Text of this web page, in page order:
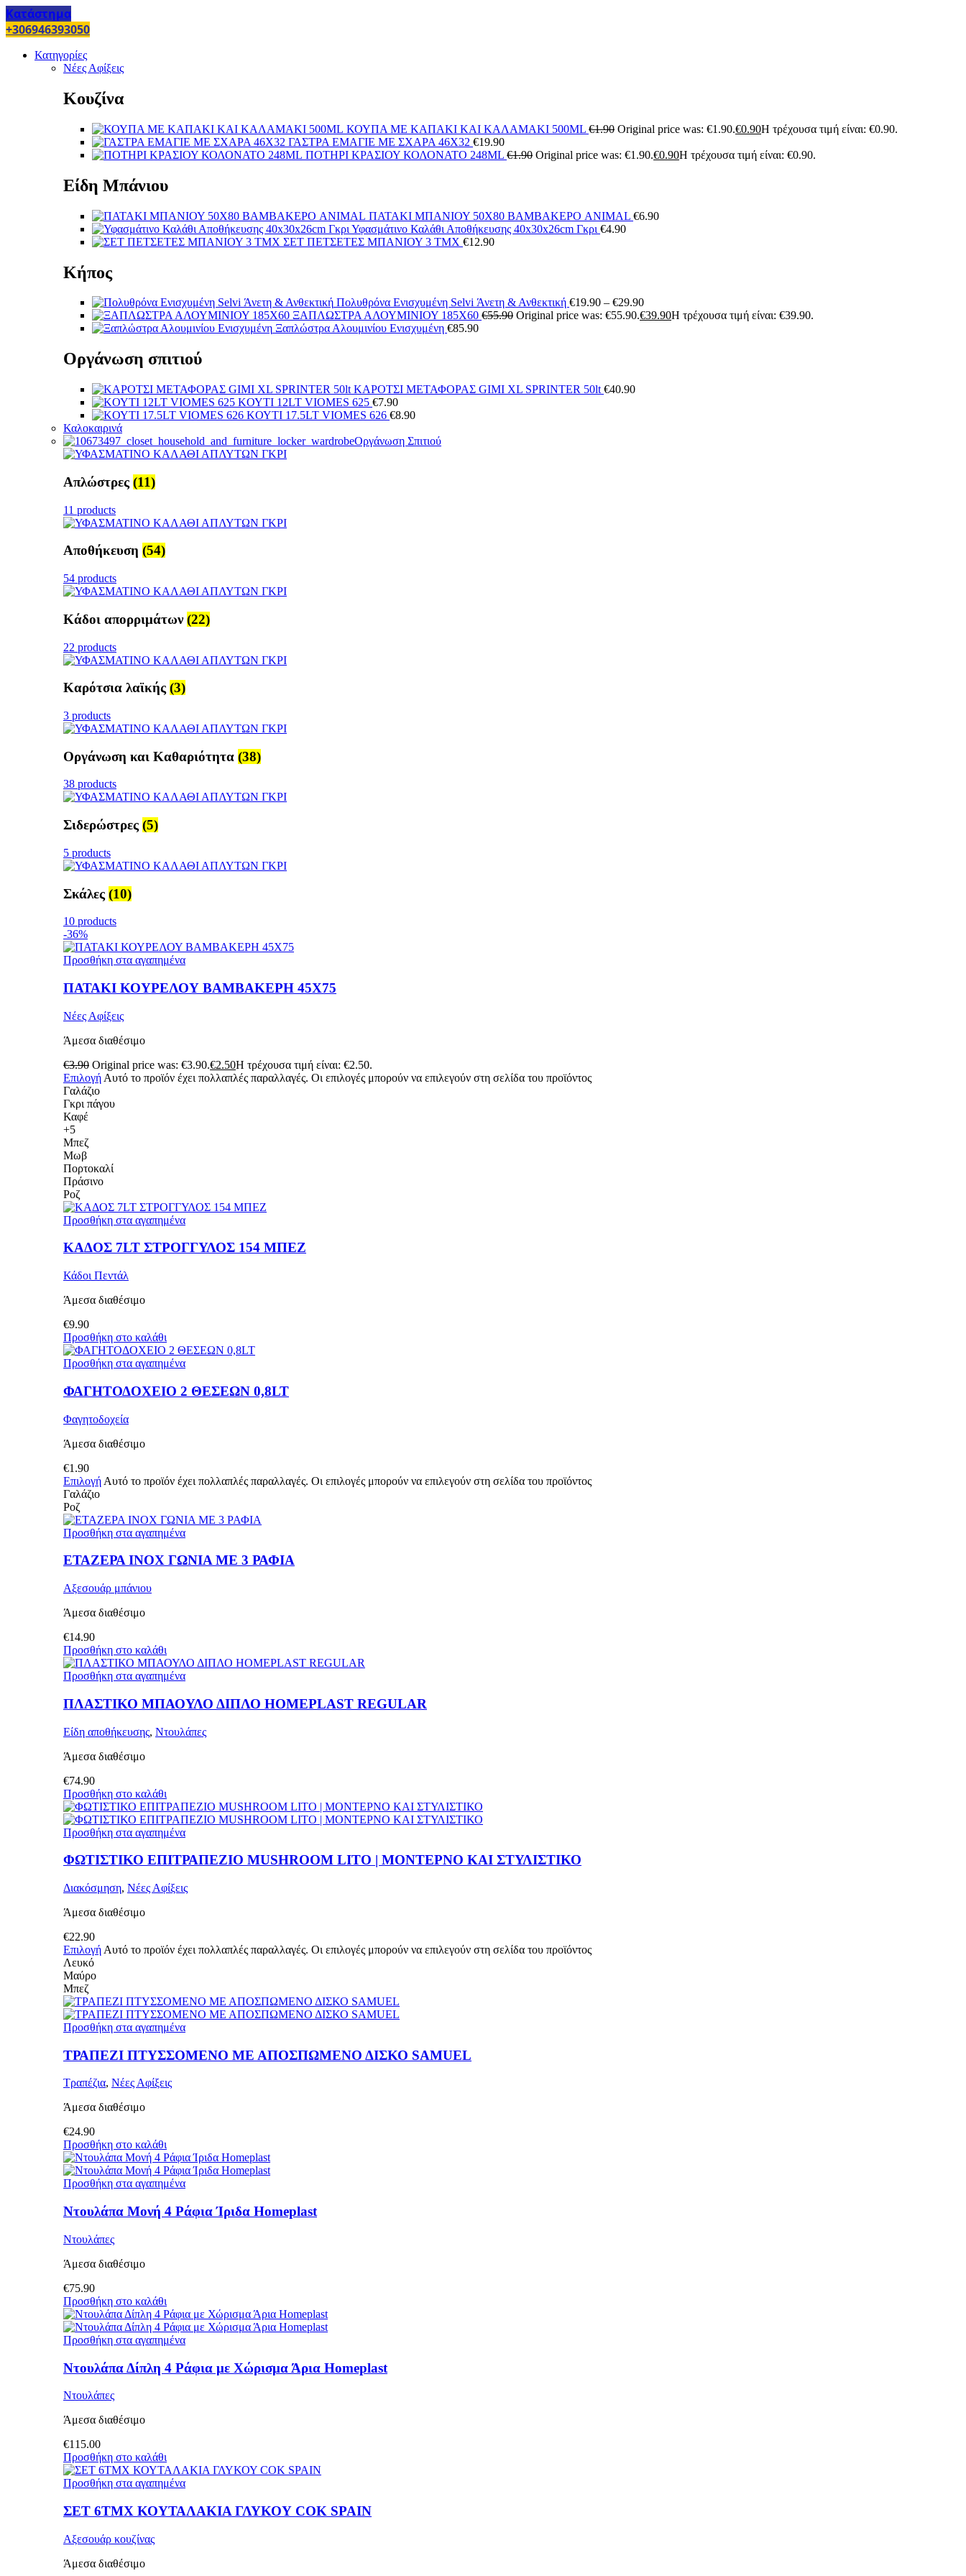
Κατάστημα
+306946393050
Κατηγορίες
Νέες Αφίξεις
Κουζίνα
ΚΟΥΠΑ ΜΕ ΚΑΠΑΚΙ ΚΑΙ ΚΑΛΑΜΑΚΙ 500ML €1.90 Original price was: €1.90.€0.90Η τρέχουσα τιμή είναι: €0.90.
ΓΑΣΤΡΑ ΕΜΑΓΙΕ ΜΕ ΣΧΑΡΑ 46Χ32 €19.90
ΠΟΤΗΡΙ ΚΡΑΣΙΟΥ ΚΟΛΟΝΑΤΟ 248ML €1.90 Original price was: €1.90.€0.90Η τρέχουσα τιμή είναι: €0.90.
Είδη Μπάνιου
ΠΑΤΑΚΙ ΜΠΑΝΙΟΥ 50X80 ΒΑΜΒΑΚΕΡΟ ANIMAL €6.90
Υφασμάτινο Καλάθι Αποθήκευσης 40x30x26cm Γκρι €4.90
ΣΕΤ ΠΕΤΣΕΤΕΣ ΜΠΑΝΙΟΥ 3 ΤΜΧ €12.90
Κήπος
Πολυθρόνα Ενισχυμένη Selvi Άνετη & Ανθεκτική €19.90 – €29.90
ΞΑΠΛΩΣΤΡΑ ΑΛΟΥΜΙΝΙΟΥ 185X60 €55.90 Original price was: €55.90.€39.90Η τρέχουσα τιμή είναι: €39.90.
Ξαπλώστρα Αλουμινίου Ενισχυμένη €85.90
Οργάνωση σπιτιού
ΚΑΡΟΤΣΙ ΜΕΤΑΦΟΡΑΣ GIMI XL SPRINTER 50lt €40.90
KΟΥΤΙ 12LT VIOMES 625 €7.90
KΟΥΤΙ 17.5LT VIOMES 626 €8.90
Καλοκαιρινά
Οργάνωση Σπιτιού
Απλώστρες (11)
11 products
Αποθήκευση (54)
54 products
Κάδοι απορριμάτων(22)
22 products
Καρότσια λαϊκής (3)
3 products
Οργάνωση και Καθαριότητα (38)
38 products
Σιδερώστρες (5)
5 products
Σκάλες (10)
10 products
-36%
Προσθήκη στα αγαπημένα
ΠΑΤΑΚΙ ΚΟΥΡΕΛΟΥ ΒΑΜΒΑΚΕΡΗ 45Χ75
Νέες Αφίξεις
Άμεσα διαθέσιμο
€3.90 Original price was: €3.90.€2.50Η τρέχουσα τιμή είναι: €2.50.
Επιλογή Αυτό το προϊόν έχει πολλαπλές παραλλαγές. Οι επιλογές μπορούν να επιλεγούν στη σελίδα του προϊόντος
Γαλάζιο
Γκρι πάγου
Καφέ
+5
Μπεζ
Μωβ
Πορτοκαλί
Πράσινο
Ροζ
Προσθήκη στα αγαπημένα
ΚΑΔΟΣ 7LT ΣΤΡΟΓΓΥΛΟΣ 154 ΜΠΕΖ
Κάδοι Πεντάλ
Άμεσα διαθέσιμο
€9.90
Προσθήκη στο καλάθι
Προσθήκη στα αγαπημένα
ΦΑΓΗΤΟΔΟΧΕΙΟ 2 ΘΕΣΕΩΝ 0,8LT
Φαγητοδοχεία
Άμεσα διαθέσιμο
€1.90
Επιλογή Αυτό το προϊόν έχει πολλαπλές παραλλαγές. Οι επιλογές μπορούν να επιλεγούν στη σελίδα του προϊόντος
Γαλάζιο
Ροζ
Προσθήκη στα αγαπημένα
ΕΤΑΖΕΡΑ INOX ΓΩΝΙΑ ΜΕ 3 ΡΑΦΙΑ
Αξεσουάρ μπάνιου
Άμεσα διαθέσιμο
€14.90
Προσθήκη στο καλάθι
Προσθήκη στα αγαπημένα
ΠΛΑΣΤΙΚΟ ΜΠΑΟΥΛΟ ΔΙΠΛΟ HOMEPLAST REGULAR
Είδη αποθήκευσης, Ντουλάπες
Άμεσα διαθέσιμο
€74.90
Προσθήκη στο καλάθι
Προσθήκη στα αγαπημένα
ΦΩΤΙΣΤΙΚΟ ΕΠΙΤΡΑΠΕΖΙΟ MUSHROOM LITO | ΜΟΝΤΕΡΝΟ ΚΑΙ ΣΤΥΛΙΣΤΙΚΟ
Διακόσμηση, Νέες Αφίξεις
Άμεσα διαθέσιμο
€22.90
Επιλογή Αυτό το προϊόν έχει πολλαπλές παραλλαγές. Οι επιλογές μπορούν να επιλεγούν στη σελίδα του προϊόντος
Λευκό
Μαύρο
Μπεζ
Προσθήκη στα αγαπημένα
ΤΡΑΠΕΖΙ ΠΤΥΣΣΟΜΕΝΟ ΜΕ ΑΠΟΣΠΩΜΕΝΟ ΔΙΣΚΟ SAMUEL
Τραπέζια, Νέες Αφίξεις
Άμεσα διαθέσιμο
€24.90
Προσθήκη στο καλάθι
Προσθήκη στα αγαπημένα
Ντουλάπα Μονή 4 Ράφια Ίριδα Homeplast
Ντουλάπες
Άμεσα διαθέσιμο
€75.90
Προσθήκη στο καλάθι
Προσθήκη στα αγαπημένα
Ντουλάπα Δίπλη 4 Ράφια με Χώρισμα Άρια Homeplast
Ντουλάπες
Άμεσα διαθέσιμο
€115.00
Προσθήκη στο καλάθι
Προσθήκη στα αγαπημένα
ΣΕΤ 6ΤΜΧ ΚΟΥΤΑΛΑΚΙΑ ΓΛΥΚΟΥ COK SPAIN
Αξεσουάρ κουζίνας
Άμεσα διαθέσιμο